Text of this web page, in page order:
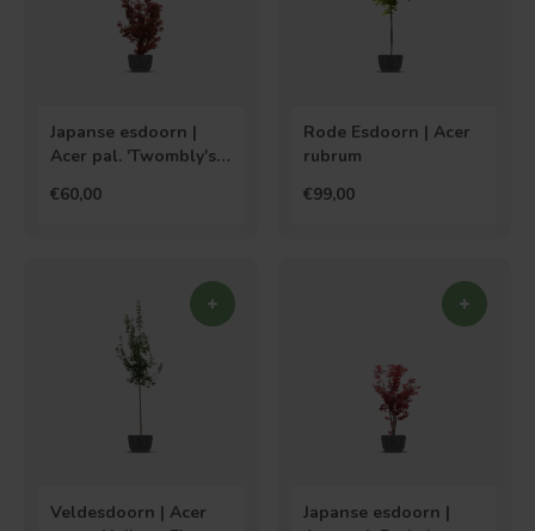
Japanse esdoorn |
Acer pal. 'Twombly's
€60,00
Rode Esdoorn | Acer
rubrum
€99,00
Veldesdoorn | Acer
Japanse esdoorn |